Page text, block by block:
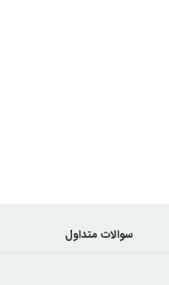
سوالات متداول